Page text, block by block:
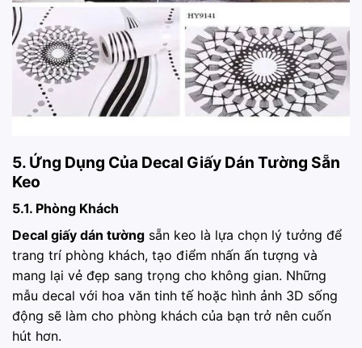
5. Ứng Dụng Của Decal Giấy Dán Tường Sẵn
Keo
5.1. Phòng Khách
Decal giấy dán tường sẵn keo là lựa chọn lý tưởng để
trang trí phòng khách, tạo điểm nhấn ấn tượng và
mang lại vẻ đẹp sang trọng cho không gian. Những
mẫu decal với hoa văn tinh tế hoặc hình ảnh 3D sống
động sẽ làm cho phòng khách của bạn trở nên cuốn
hút hơn.